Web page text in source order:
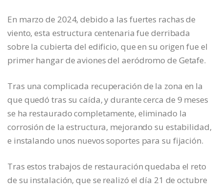
En marzo de 2024, debido a las fuertes rachas de
viento, esta estructura centenaria fue derribada
sobre la cubierta del edificio, que en su origen fue el
primer hangar de aviones del aeródromo de Getafe.
Tras una complicada recuperación de la zona en la
que quedó tras su caída, y durante cerca de 9 meses
se ha restaurado completamente, eliminado la
corrosión de la estructura, mejorando su estabilidad,
e instalando unos nuevos soportes para su fijación.
Tras estos trabajos de restauración quedaba el reto
de su instalación, que se realizó el día 21 de octubre